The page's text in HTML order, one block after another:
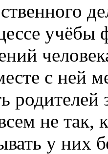
учёбы
с ней
родителей
не
у них